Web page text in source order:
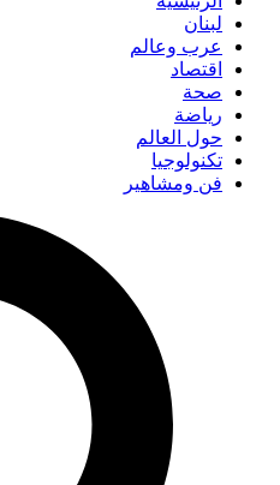
لبنان
عرب وعالم
اقتصاد
صحة
رياضة
حول العالم
تكنولوجيا
فن ومشاهير